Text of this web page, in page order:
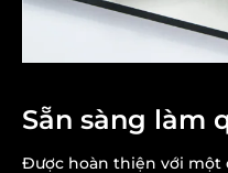
Sẵn sàng làm
Được hoàn thiện với một